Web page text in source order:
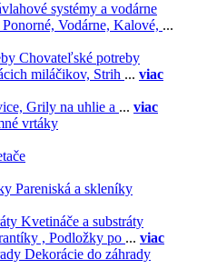
systémy a vodárne
Ponorné, Vodárne, Kalové, ...
Chovateľské potreby
miláčikov, Strih ... viac
Grily na uhlie a ... viac
vrtáky
Pareniská a skleníky
Kvetináče a substráty
, Podložky po ... viac
Dekorácie do záhrady